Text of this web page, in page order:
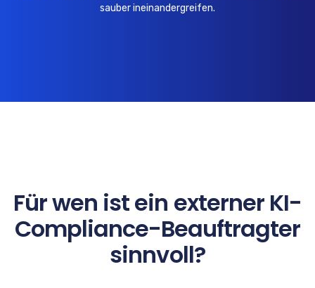
sauber ineinandergreifen.
Für wen ist ein externer KI-
Compliance-Beauftragter
sinnvoll?